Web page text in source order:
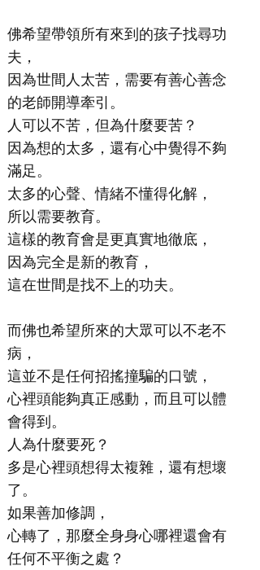
佛希望帶領所有來到的孩子找尋功
夫，
因為世間人太苦，需要有善心善念
的老師開導牽引。
人可以不苦，但為什麼要苦？
因為想的太多，還有心中覺得不夠
滿足。
太多的心聲、情緒不懂得化解，
所以需要教育。
這樣的教育會是更真實地徹底，
因為完全是新的教育，
這在世間是找不上的功夫。
而佛也希望所來的大眾可以不老不
病，
這並不是任何招搖撞騙的口號，
心裡頭能夠真正感動，而且可以體
會得到。
人為什麼要死？
多是心裡頭想得太複雜，還有想壞
了。
如果善加修調，
心轉了，那麼全身身心哪裡還會有
任何不平衡之處？